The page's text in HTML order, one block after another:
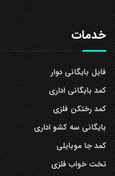
خدمات
فایل بایگانی دوار
کمد بایگانی اداری
کمد رختکن فلزی
بایگانی سه کشو اداری
کمد جا موبایلی
تخت خواب فلزی